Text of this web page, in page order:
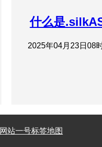
什么是
2025年04月23日08
网站一号标签地图